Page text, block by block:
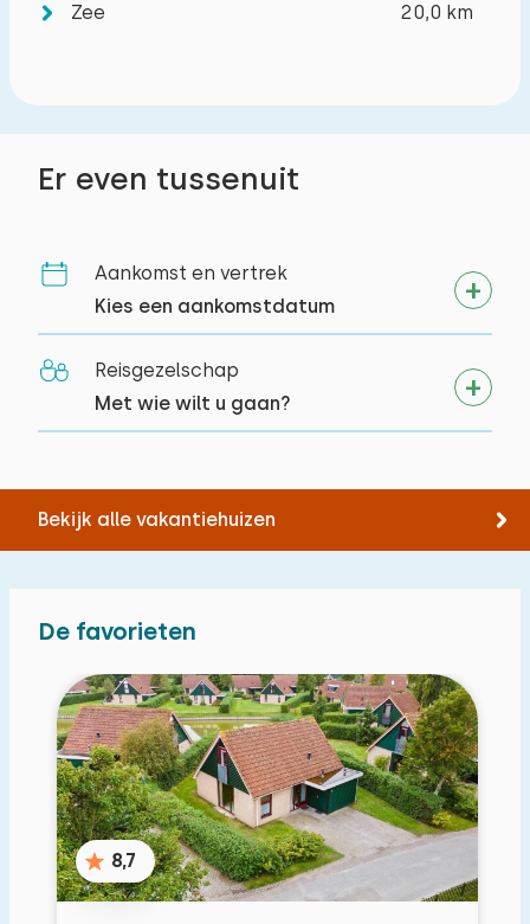
Er even tussenuit
Aankomst en vertrek
Kies een aankomstdatum
Reisgezelschap
Met wie wilt u gaan?
Bekijk alle vakantiehuizen
De favorieten
8,7
Zee
20,0 km